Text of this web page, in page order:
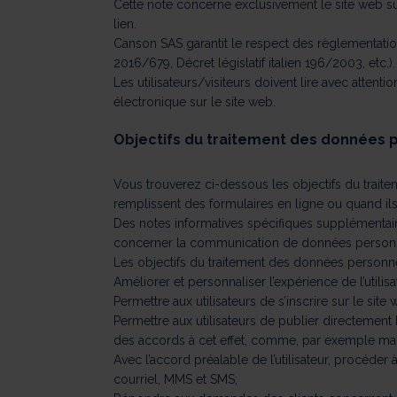
Cette note concerne exclusivement le site web
lien.
Canson SAS garantit le respect des
2016/679, Décret législatif italien 196/2003, etc.).
Les utilisateurs/visiteurs doivent lire avec
électronique sur le site web.
Objectifs du traitement des données
Vous trouverez ci-dessous les objectifs du
remplissent des formulaires en ligne ou quand
Des notes informatives spécifiques
concerner la communication de données
Les objectifs du traitement des données
Améliorer et personnaliser l’expérience de
Permettre aux utilisateurs de s’inscrire sur le
Permettre aux utilisateurs de publier
des accords à cet effet, comme, par exemple
Avec l’accord préalable de l’utilisateur,
courriel, MMS et SMS;